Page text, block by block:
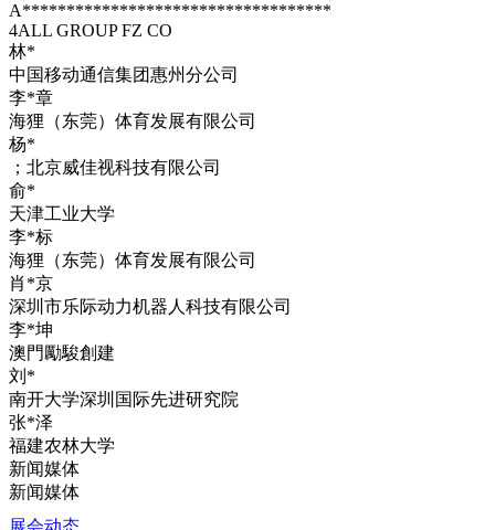
A***********************************
4ALL GROUP FZ CO
林*
中国移动通信集团惠州分公司
李*章
海狸（东莞）体育发展有限公司
杨*
；北京威佳视科技有限公司
俞*
天津工业大学
李*标
海狸（东莞）体育发展有限公司
肖*京
深圳市乐际动力机器人科技有限公司
李*坤
澳門勵駿創建
刘*
南开大学深圳国际先进研究院
张*泽
福建农林大学
新闻媒体
新闻媒体